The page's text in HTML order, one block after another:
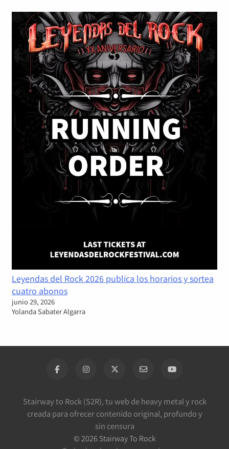
Leyendas del Rock 2026 publica los horarios y sortea
cuatro abonos
junio 29, 2026
Yolanda Sabater Algarra
Stairway to Rock (S2R), tu web de heavy metal y rock
creada para ofrecer contenido original, profundo y
sin censura
© 2026 Stairway To Rock